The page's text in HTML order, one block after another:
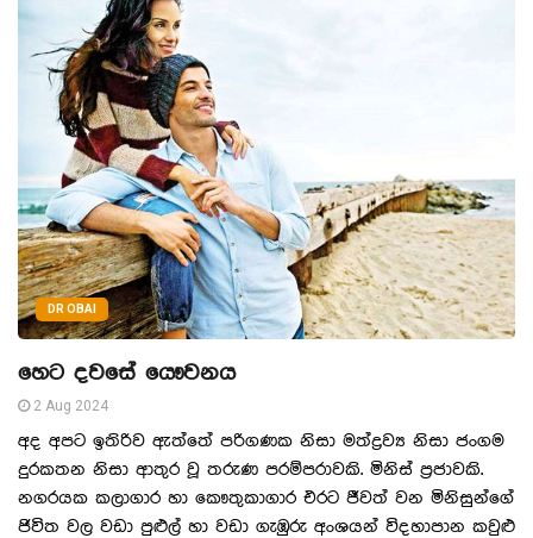
DR OBAI
හෙට දවසේ යෞවනය
2 Aug 2024
අද අපට ඉතිරිව ඇත්තේ පරිගණක නිසා මත්ද්‍රව්‍ය නිසා ජංගම
දුරකතන නිසා ආතුර වූ තරුණ පරම්පරාවකි. මිනිස් ප්‍රජාවකි.
නගරයක කලාගාර හා කෞතුකාගාර එරට ජීවත් වන මිනිසුන්ගේ
ජිවිත වල වඩා පුළුල් හා වඩා ගැඹුරු අංශයන් විදහාපාන කවුළු